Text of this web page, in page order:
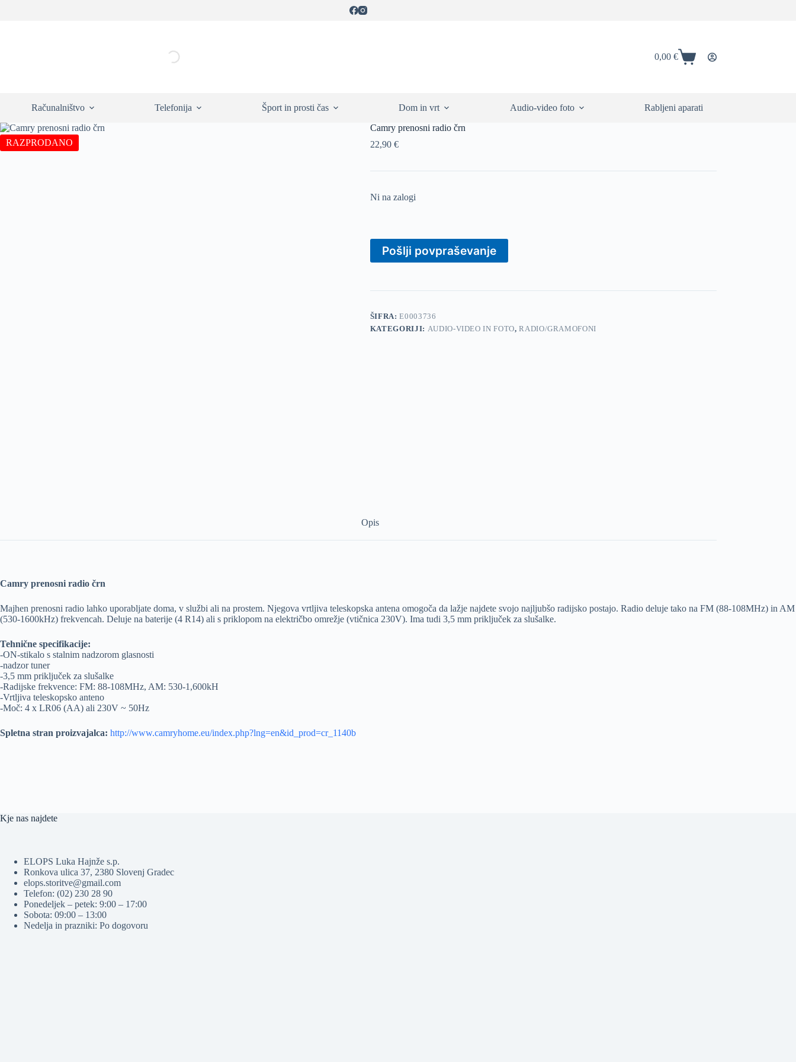
Shopping
0,00 €
Računalništvo Telefonija Šport in prosti čas Dom in vrt Audio-video foto Rabljeni aparati
RAZPRODANO
Camry prenosni radio črn
22,90 €
Ni na zalogi
Pošlji povpraševanje
ŠIFRA:E0003736
KATEGORIJI: AUDIO-VIDEO IN FOTO,RADIO/GRAMOFONI
Opis
Camry prenosni radio črn
Majhen prenosni radio lahko uporabljate doma, v službi ali na prostem. Njegova vrtljiva teleskopska antena omogoča da lažje najdete svojo najljubšo radijsko postajo. Radio deluje tako na FM (88-108MHz) in AM
(530-1600kHz) frekvencah. Deluje na baterije (4 R14) ali s priklopom na električbo omrežje (vtičnica 230V). Ima tudi 3,5 mm priključek za slušalke.
Tehnične specifikacije:
-ON-stikalo s stalnim nadzorom glasnosti
-nadzor tuner
-3,5 mm priključek za slušalke
-Radijske frekvence: FM: 88-108MHz, AM: 530-1,600kH
-Vrtljiva teleskopsko anteno
-Moč: 4 x LR06 (AA) ali 230V ~ 50Hz
Spletna stran proizvajalca: http://www.camryhome.eu/index.php?lng=en&id_prod=cr_1140b
Kje nas najdete
ELOPS Luka Hajnže s.p.
Ronkova ulica 37, 2380 Slovenj Gradec
elops.storitve@gmail.com
Telefon: (02) 230 28 90
Ponedeljek – petek: 9:00 – 17:00
Sobota: 09:00 – 13:00
Nedelja in prazniki: Po dogovoru